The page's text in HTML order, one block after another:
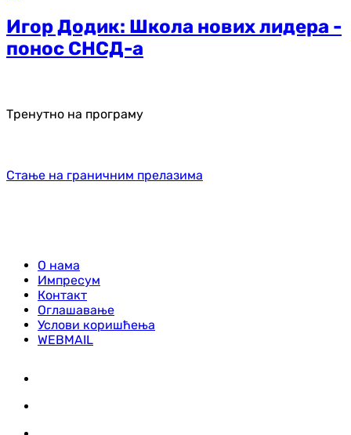
Игор Додик: Школа нових лидера -
понос СНСД-а
Тренутно на програму
Стање на граничним прелазима
О нама
Импресум
Контакт
Оглашавање
Услови коришћења
WEBMAIL